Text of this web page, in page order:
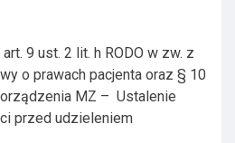
9 ust. 2 lit. h RODO w zw. z
o prawach pacjenta oraz § 10
MZ – Ustalenie
przed udzieleniem